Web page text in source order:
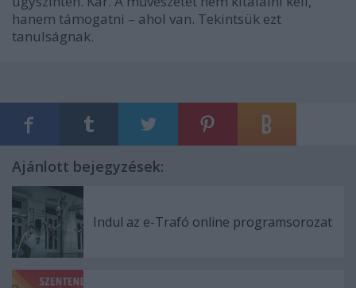
hanem támogatni – ahol van. Tekintsük ezt
tanulságnak.
Ajánlott bejegyzések:
Indul az e-Trafó online programsorozat